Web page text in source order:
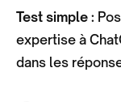
Test simple :
expertise à
dans les